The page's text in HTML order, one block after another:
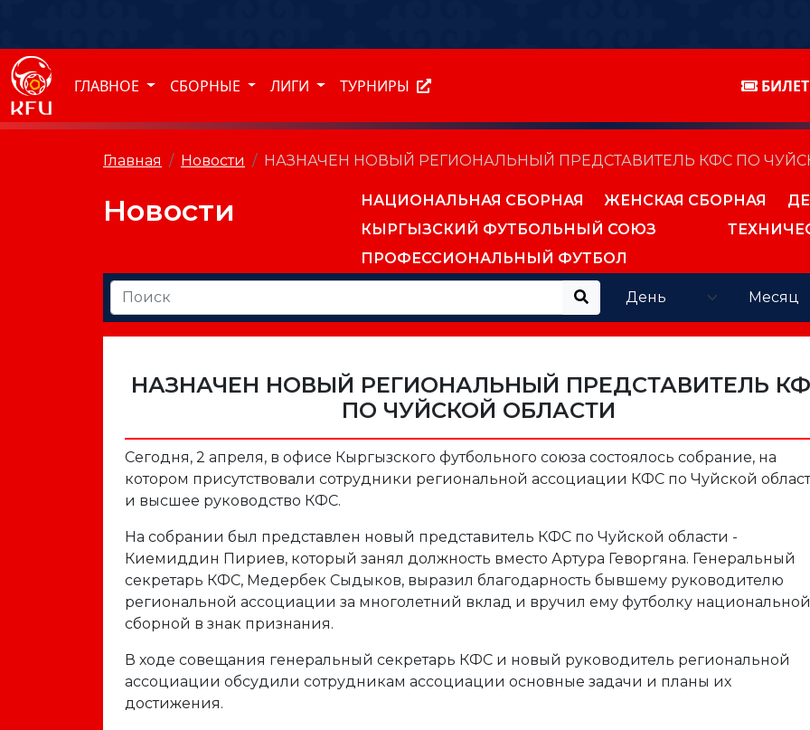
ГЛАВНОЕ СБОРНЫЕ ЛИГИ ТУРНИРЫ
Главная Новости НАЗНАЧЕН НОВЫЙ РЕГИОНАЛЬНЫЙ ПРЕДСТАВИТЕЛЬ КФС ПО
Новости НАЦИОНАЛЬНАЯ СБОРНАЯ ЖЕНСКАЯ СБОРНАЯ
КЫРГЫЗСКИЙ ФУТБОЛЬНЫЙ СОЮЗ
ПРОФЕССИОНАЛЬНЫЙ ФУТБОЛ
НАЗНАЧЕН НОВЫЙ РЕГИОНАЛЬНЫЙ ПРЕДСТАВИТЕЛЬ
ПО ЧУЙСКОЙ ОБЛАСТИ
Сегодня, 2 апреля, в офисе Кыргызского футбольного союза состоялось собрание, на
котором присутствовали сотрудники региональной ассоциации КФС по Чуйской
и высшее руководство КФС.
На собрании был представлен новый представитель КФС по Чуйской области -
Киемиддин Пириев, который занял должность вместо Артура Геворгяна. Генеральный
секретарь КФС, Медербек Сыдыков, выразил благодарность бывшему руководителю
региональной ассоциации за многолетний вклад и вручил ему футболку национальной
сборной в знак признания.
В ходе совещания генеральный секретарь КФС и новый руководитель региональной
ассоциации обсудили сотрудникам ассоциации основные задачи и планы их
достижения.